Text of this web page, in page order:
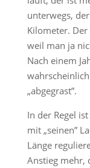
unterwegs,
Kilometer.
weil man ja
Nach einem
„abgegrast”.
In der Regel
mit „seinen”
Länge
Anstieg mehr,